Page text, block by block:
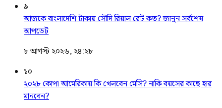
৯
আজকে বাংলাদেশি টাকায় সৌদি রিয়াল রেট কত? জানুন সর্বশেষ
আপডেট
৮ আগস্ট ২০২৬, ২৪:২৮
১০
২০২৮ কোপা আমেরিকায় কি খেলবেন মেসি? নাকি বয়সের কাছে হার
মানবেন?